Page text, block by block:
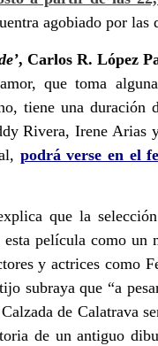
agobiado por las
, Carlos R. López
que toma
tiene una duración
Rivera, Irene
podrá verse en el
que la
película como un
y actrices como
subraya que “a
de Calatrava
de un antiguo